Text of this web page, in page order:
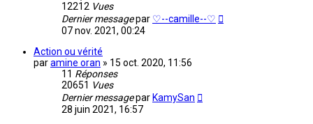
12212 Vues
Dernier messagepar ♡--camille--♡
07 nov. 2021, 00:24
Action ou vérité
paramine oran » 15 oct. 2020, 11:56
11 Réponses
20651 Vues
Dernier messagepar KamySan
28 juin 2021, 16:57